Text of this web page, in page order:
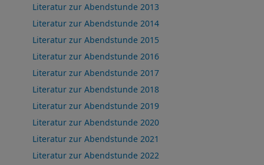
Literatur zur Abendstunde 2013
Literatur zur Abendstunde 2014
Literatur zur Abendstunde 2015
Literatur zur Abendstunde 2016
Literatur zur Abendstunde 2017
Literatur zur Abendstunde 2018
Literatur zur Abendstunde 2019
Literatur zur Abendstunde 2020
Literatur zur Abendstunde 2021
Literatur zur Abendstunde 2022